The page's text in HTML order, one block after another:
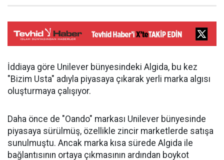
İddiaya göre Unilever bünyesindeki Algida, bu kez
"Bizim Usta" adıyla piyasaya çıkarak yerli marka algısı
oluşturmaya çalışıyor.
Daha önce de "Oando" markası Unilever bünyesinde
piyasaya sürülmüş, özellikle zincir marketlerde satışa
sunulmuştu. Ancak marka kısa sürede Algida ile
bağlantısının ortaya çıkmasının ardından boykot